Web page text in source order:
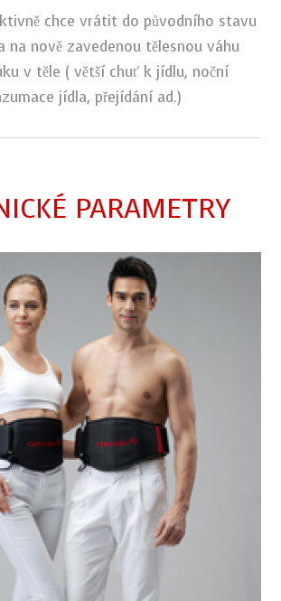
chce vrátit do původního stavu
na nově zavedenou tělesnou váhu
v těle ( větší chuť k jídlu, noční
jídla, přejídání ad.)
PARAMETRY